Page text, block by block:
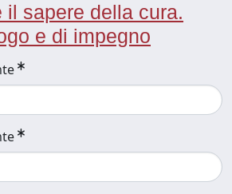
il sapere della cura.
e di impegno